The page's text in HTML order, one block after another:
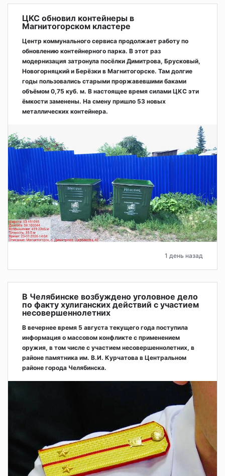
ЦКС обновил контейнеры в
Магнитогорском кластере
Центр коммунального сервиса продолжает работу по
обновлению контейнерного парка. В этот раз
модернизация затронула посёлки Димитрова, Брусковый,
Новогорняцкий и Берёзки в Магнитогорске. Там долгие
годы пользовались старыми проржавевшими баками
объёмом 0,75 куб. м. В настоящее время силами ЦКС эти
ёмкости заменены. На смену пришло 53 новых
металлических контейнера.
1 день назад
В Челябинске возбуждено уголовное дело
по факту хулиганских действий с участием
несовершеннолетних
В вечернее время 5 августа текущего года поступила
информация о массовом конфликте с применением
оружия, в том числе с участием несовершеннолетних, в
районе памятника им. В.И. Курчатова в Центральном
районе города Челябинска.